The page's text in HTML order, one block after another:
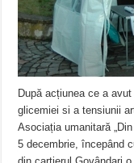
După acțiunea ce a
glicemiei si a tensiunii
Asociația umanitară
5 decembrie, începând